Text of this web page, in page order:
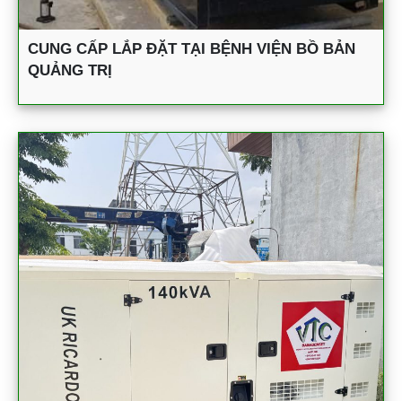
CUNG CẤP LẮP ĐẶT TẠI BỆNH VIỆN BỒ BẢN
QUẢNG TRỊ